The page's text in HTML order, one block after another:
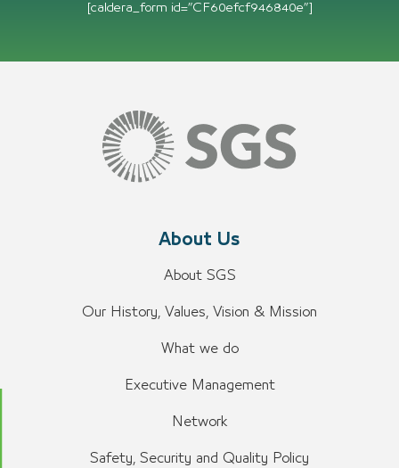
[caldera_form id=”CF60efcf946840e”]
About Us
About SGS
Our History, Values, Vision & Mission
What we do
Executive Management
Network
Safety, Security and Quality Policy